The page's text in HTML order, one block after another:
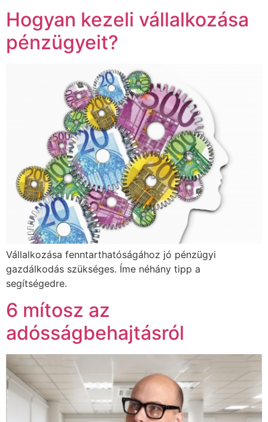
Hogyan kezeli vállalkozása
pénzügyeit?
Vállalkozása fenntarthatóságához jó pénzügyi
gazdálkodás szükséges. Íme néhány tipp a
segítségedre.
6 mítosz az
adósságbehajtásról